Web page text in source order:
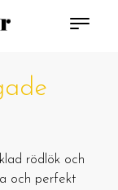
rödlök och
och perfekt